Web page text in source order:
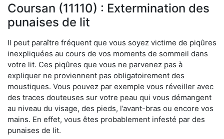
Coursan (11110) : Extermination des
punaises de lit
Il peut paraître fréquent que vous soyez victime de piqûres
inexpliquées au cours de vos moments de sommeil dans
votre lit. Ces piqûres que vous ne parvenez pas à
expliquer ne proviennent pas obligatoirement des
moustiques. Vous pouvez par exemple vous réveiller avec
des traces douteuses sur votre peau qui vous démangent
au niveau du visage, des pieds, l’avant-bras ou encore vos
mains. En effet, vous êtes probablement infesté par des
punaises de lit.